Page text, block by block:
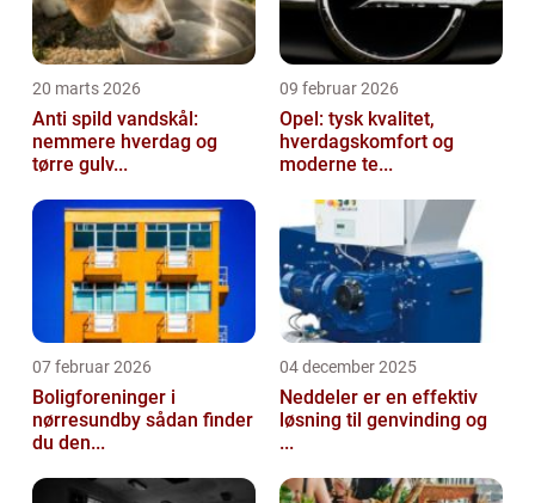
20 marts 2026
Anti spild vandskål:
nemmere hverdag og
tørre gulv...
09 februar 2026
Opel: tysk kvalitet,
hverdagskomfort og
moderne te...
07 februar 2026
Boligforeninger i
nørresundby sådan finder
du den...
04 december 2025
Neddeler er en effektiv
løsning til genvinding og
...